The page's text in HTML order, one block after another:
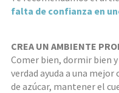
falta de confianza en
CREA UN AMBIENTE
Comer bien, dormir bien
verdad ayuda a una
de azúcar, mantener el